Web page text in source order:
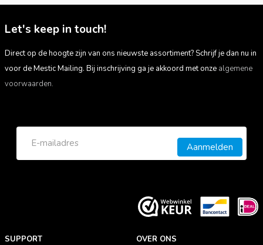
Let's keep in touch!
Direct op de hoogte zijn van ons nieuwste assortiment? Schrijf je dan nu in
voor de Mestic Mailing. Bij inschrijving ga je akkoord met onze algemene
voorwaarden.
Aanmelden
SUPPORT OVER ONS